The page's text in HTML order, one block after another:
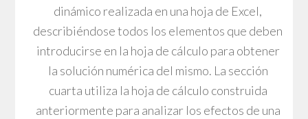
dinámico realizada en una hoja de Excel,
describiéndose todos los elementos que deben
introducirse en la hoja de cálculo para obtener
la solución numérica del mismo. La sección
cuarta utiliza la hoja de cálculo construida
anteriormente para analizar los efectos de una